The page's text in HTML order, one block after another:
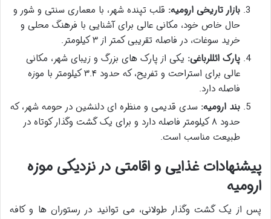
بازار تاریخی ارومیه: قلب تپنده شهر، با معماری سنتی و شور و
حال خاص خود، مکانی عالی برای آشنایی با فرهنگ محلی و
خرید سوغات، در فاصله تقریبی کمتر از ۳ کیلومتر.
پارک ائللرباغی: یکی از پارک های بزرگ و زیبای شهر، مکانی
عالی برای استراحت و تفریح، که حدود ۳.۴ کیلومتر با موزه
فاصله دارد.
بند ارومیه: سدی قدیمی و منظره ای دلنشین در حومه شهر، که
حدود ۸ کیلومتر فاصله دارد و برای یک گشت وگذار کوتاه در
طبیعت مناسب است.
پیشنهادات غذایی و اقامتی در نزدیکی موزه
ارومیه
پس از یک گشت وگذار طولانی، می توانید در رستوران ها و کافه